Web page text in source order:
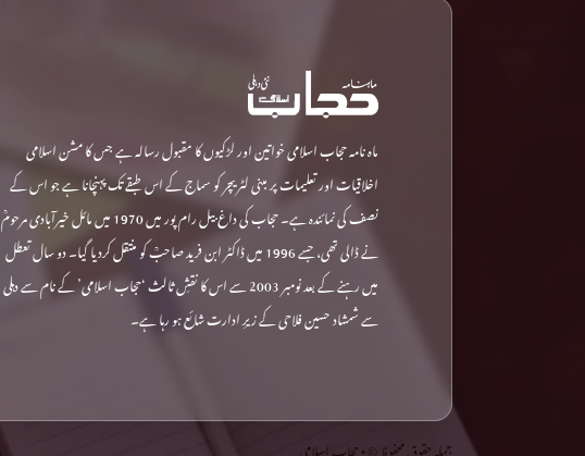
ماہ نامہ حجاب اسلامی خواتین اور لڑکیوں کا مقبول رسالہ ہے جس کا مشن اسلامی
اخلاقیات اور تعلیمات پر مبنی لٹریچر کو سماج کے اس طبقے تک پہنچانا ہے جو اس کے
نصف کی نمائندہ ہے۔ حجاب کی داغ بیل رام پور میں 1970 میں مائل خیرآبادی مرحومؒ
نے ڈالی تھی، جسے 1996 میں ڈاکٹر ابن فرید صاحبؒ کو منتقل کردیا گیا۔ دو سال تعطل
میں رہنے کے بعد نومبر 2003 سے اس کا نقشِ ثالث ‘حجاب اسلامی’ کے نام سے دہلی
سے شمشاد حسین فلاحی کے زیرِ ادارت شائع ہو رہا ہے۔
جملہ حقوق محفوظ © • حجاب اسلامی